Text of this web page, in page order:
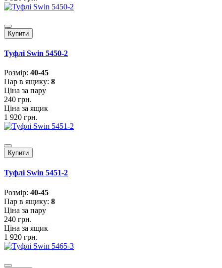
Купити
Туфлі Swin 5450-2
Розмiр: 40-45
Пар в ящику: 8
Ціна за пару
240 грн.
Ціна за ящик
1 920 грн.
Купити
Туфлі Swin 5451-2
Розмiр: 40-45
Пар в ящику: 8
Ціна за пару
240 грн.
Ціна за ящик
1 920 грн.